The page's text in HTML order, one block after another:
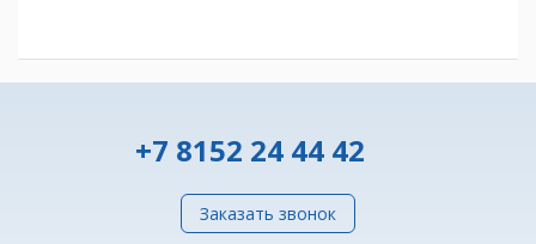
+7 8152 24 44 42
Заказать звонок